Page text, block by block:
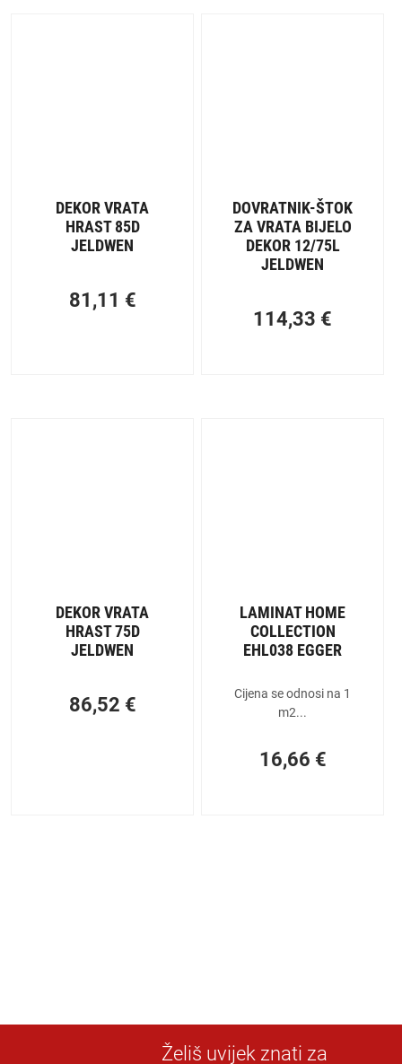
DEKOR VRATA
HRAST 85D
JELDWEN
81,11 €
DOVRATNIK-ŠTOK
ZA VRATA BIJELO
DEKOR 12/75L
JELDWEN
114,33 €
DEKOR VRATA
HRAST 75D
JELDWEN
86,52 €
LAMINAT HOME
COLLECTION
EHL038 EGGER
Cijena se odnosi na 1
m2...
16,66 €
Želiš uvijek znati za